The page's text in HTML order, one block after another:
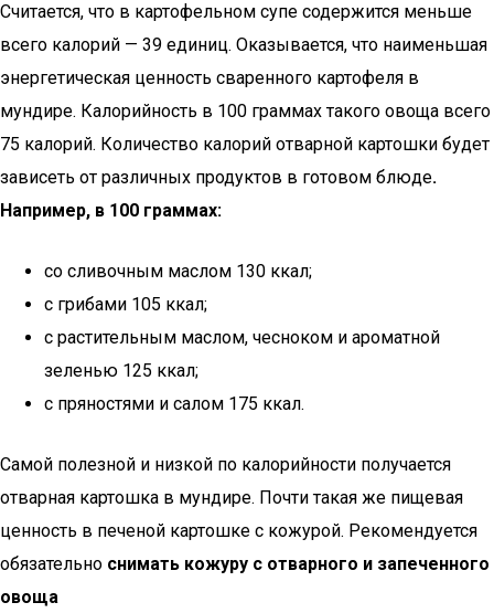
Считается, что в картофельном супе содержится меньше
всего калорий — 39 единиц. Оказывается, что наименьшая
энергетическая ценность сваренного картофеля в
мундире. Калорийность в 100 граммах такого овоща всего
75 калорий. Количество калорий отварной картошки будет
зависеть от различных продуктов в готовом блюде.
Например, в 100 граммах:
со сливочным маслом 130 ккал;
с грибами 105 ккал;
с растительным маслом, чесноком и ароматной
зеленью 125 ккал;
с пряностями и салом 175 ккал.
Самой полезной и низкой по калорийности получается
отварная картошка в мундире. Почти такая же пищевая
ценность в печеной картошке с кожурой. Рекомендуется
обязательно снимать кожуру с отварного и запеченного
овоща